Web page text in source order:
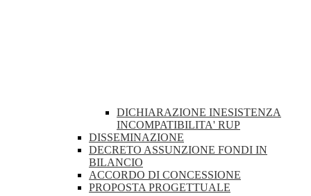
DICHIARAZIONE INESISTENZA
INCOMPATIBILITA' RUP
DISSEMINAZIONE
DECRETO ASSUNZIONE FONDI IN
BILANCIO
ACCORDO DI CONCESSIONE
PROPOSTA PROGETTUALE